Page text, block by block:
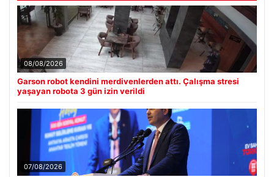
08/08/2026
Garson robot kendini merdivenlerden attı. Çalışma stresi
yaşayan robota 3 gün izin verildi
07/08/2026